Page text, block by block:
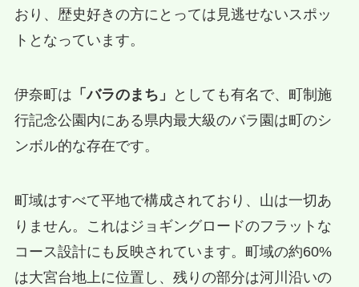
おり、歴史好きの方にとっては見逃せないスポッ
トとなっています。
伊奈町は 「バラのまち」
としても有名で、町制施
行記念公園内にある県内最大級のバラ園は町のシ
ンボル的な存在です。
町域はすべて平地で構成されており、山は一切あ
りません。これはジョギングロードのフラットな
コース設計にも反映されています。町域の約60%
は大宮台地上に位置し、残りの部分は河川沿いの